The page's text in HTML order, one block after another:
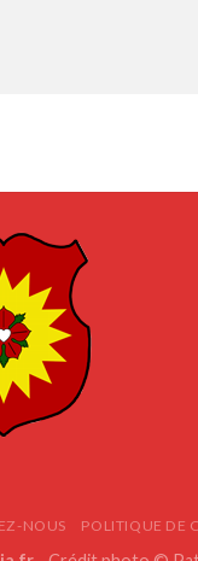
NOUS POLITIQUE DE